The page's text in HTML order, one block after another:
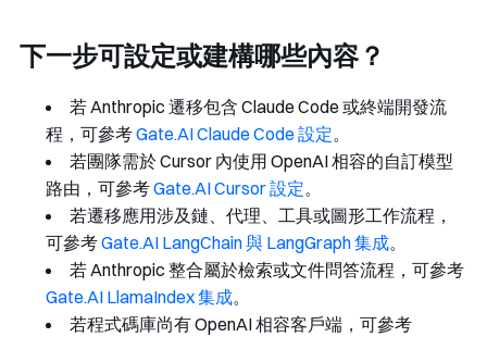
下一步可設定或建構哪些內容？
若 Anthropic 遷移包含 Claude Code 或終端開發流
程，可參考Gate.AI Claude Code 設定。
若團隊需於 Cursor 內使用 OpenAI 相容的自訂模型
路由，可參考Gate.AI Cursor 設定。
若遷移應用涉及鏈、代理、工具或圖形工作流程，
可參考Gate.AI LangChain 與 LangGraph 集成。
若 Anthropic 整合屬於檢索或文件問答流程，可參考
Gate.AI LlamaIndex 集成。
若程式碼庫尚有 OpenAI 相容客戶端，可參考